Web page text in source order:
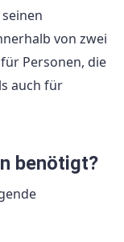
von zwei
Personen, die
auch für
benötigt?